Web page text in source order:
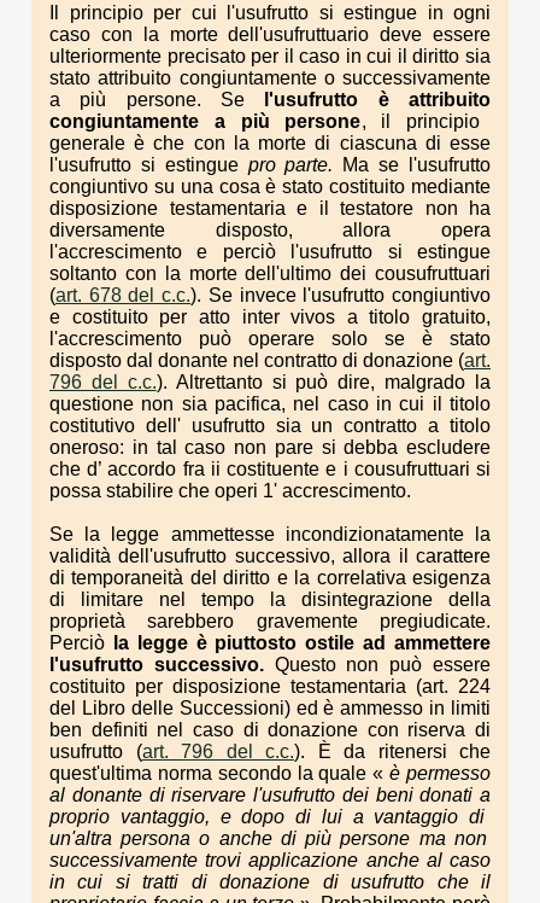
Il principio per cui l'usufrutto si estingue in ogni
caso con la morte dell'usufruttuario deve essere
ulteriormente precisato per il caso in cui il diritto sia
stato attribuito congiuntamente o successivamente
a più persone. Se
l'usufrutto è attribuito
congiuntamente a più persone, il principio
generale è che con la morte di ciascuna di esse
l'usufrutto si estingue pro parte.
Ma se l'usufrutto
congiuntivo su una cosa è stato costituito mediante
disposizione testamentaria e il testatore non ha
diversamente disposto, allora opera
l'accrescimento e perciò l'usufrutto si estingue
soltanto con la morte dell'ultimo dei cousufruttuari
(art. 678 del c.c.). Se invece l'usufrutto congiuntivo
e costituito per atto inter vivos a titolo gratuito,
l'accrescimento può operare solo se è stato
disposto dal donante nel contratto di donazione (art.
796 del c.c.). Altrettanto si può dire, malgrado la
questione non sia pacifica, nel caso in cui il titolo
costitutivo dell' usufrutto sia un contratto a titolo
oneroso: in tal caso non pare si debba escludere
che d’ accordo fra ii costituente e i cousufruttuari si
possa stabilire che operi 1' accrescimento.
Se la legge ammettesse incondizionatamente la
validità dell'usufrutto successivo, allora il carattere
di temporaneità del diritto e la correlativa esigenza
di limitare nel tempo la disintegrazione della
proprietà sarebbero gravemente pregiudicate.
Perciò
lalegge è piuttosto ostile ad ammettere
l'usufrutto successivo.Questo non può essere
costituito per disposizione testamentaria (art. 224
del Libro delle Successioni) ed è ammesso in limiti
ben definiti nel caso di donazione con riserva di
usufrutto (art. 796 del c.c.). È da ritenersi che
quest'ultima norma secondo la quale « è permesso
al donantedi riservare l'usufrutto dei beni donati a
proprio vantaggio, edopo di lui a vantaggio di
un'altra persona o anchedi più persone ma non
successivamente trovi applicazione anche alcaso
in cui sitratti di donazione diusufrutto che il